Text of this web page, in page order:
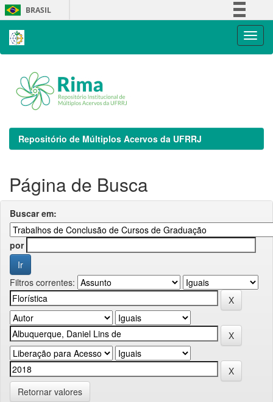
Skip
navigation
BRASIL
Repositório de Múltiplos Acervos da UFRRJ
Página de Busca
Buscar em:
por
Filtros correntes:
Retornar valores